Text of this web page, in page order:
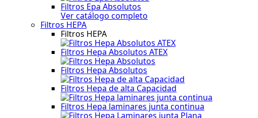
Filtros Epa Absolutos
Ver catálogo completo
Filtros HEPA
Filtros HEPA
Filtros Hepa Absolutos ATEX
Filtros Hepa Absolutos
Filtros Hepa de alta Capacidad
Filtros Hepa laminares junta continua